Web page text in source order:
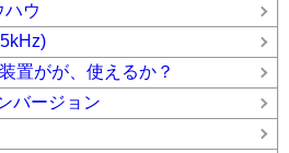
ウ
置がが、使えるか？
バージョン